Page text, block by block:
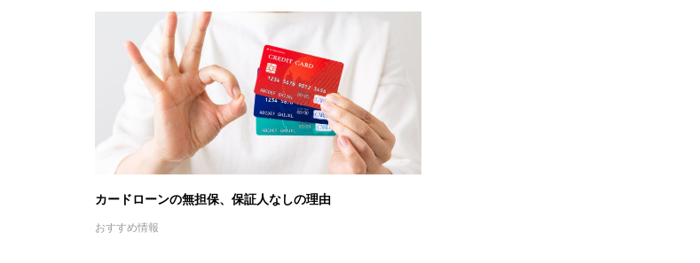
カードローンの無担保、保証人なしの理由
おすすめ情報